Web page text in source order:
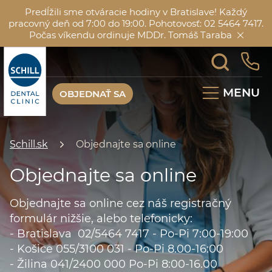
Predĺžili sme otváracie hodiny v Bratislave! Každý
pracovný deň od 7:00 do 19:00. Pohotovosť: 02 5464 7417.
Počas víkendu ordinuje MDDr. Tomáš Taraba
MENU
OBJEDNAŤ SA
Schill.sk Objednajte sa online
Objednajte sa online
Objednajte sa online cez náš registračný
formulár nižšie, alebo telefonicky:
- Bratislava 02/5464 7417 - Po-Pi 7:00-19:00
- Košice 055/3100 031 - Po-Pi 8.00-16:00
- Žilina 041/2400 000 Po-Pi 8:00-16.00